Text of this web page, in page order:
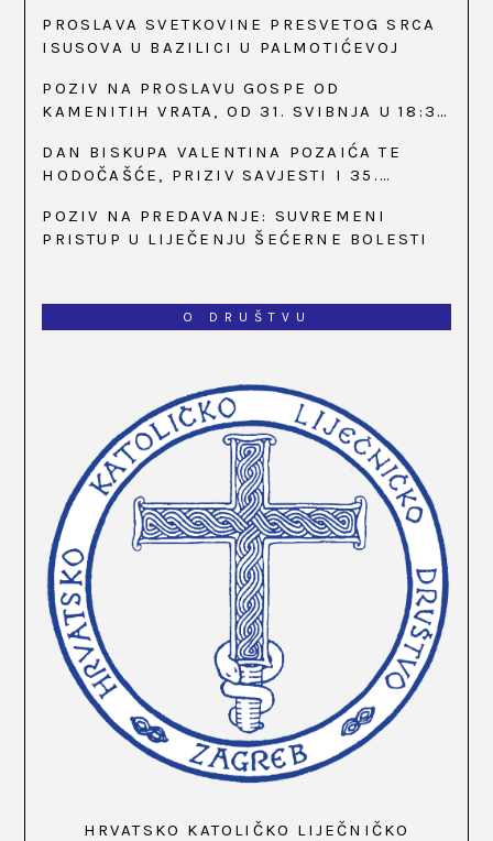
PROSLAVA SVETKOVINE PRESVETOG SRCA
ISUSOVA U BAZILICI U PALMOTIĆEVOJ
POZIV NA PROSLAVU GOSPE OD
KAMENITIH VRATA, OD 31. SVIBNJA U 18:30
DAN BISKUPA VALENTINA POZAIĆA TE
HODOČAŠĆE, PRIZIV SAVJESTI I 35.
BISTRICI, OD 15. DO 17. SVIBNJA
POZIV NA PREDAVANJE: SUVREMENI
PRISTUP U LIJEČENJU ŠEĆERNE BOLESTI
O DRUŠTVU
HRVATSKO KATOLIČKO LIJEČNIČKO